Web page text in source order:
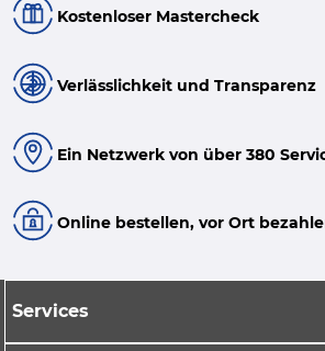
Kostenloser Mastercheck
Verlässlichkeit und Transparenz
Ein Netzwerk von über 380
Online bestellen, vor Ort
Services